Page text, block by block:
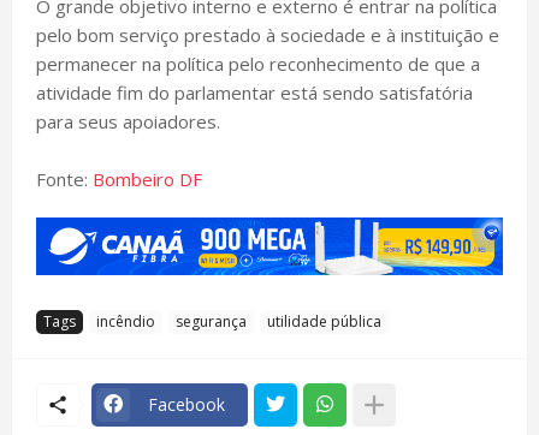
O grande objetivo interno e externo é entrar na política
pelo bom serviço prestado à sociedade e à instituição e
permanecer na política pelo reconhecimento de que a
atividade fim do parlamentar está sendo satisfatória
para seus apoiadores.
Fonte: Bombeiro DF
Tags incêndio segurança utilidade pública
Facebook